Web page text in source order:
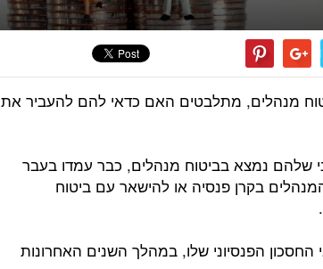
מנהלים, מתלבטים האם כדאי להם להעביר את
שלהם נמצא בביטוח מנהלים, כבר עמדו בעבר
בקרן פנסיה או להישאר עם ביטוח
הפנסיוני שלו, במהלך השנים האחרונות